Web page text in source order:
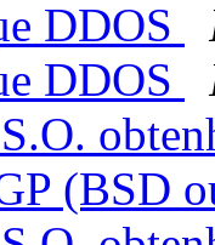
DDOS
DDOS
(BSD